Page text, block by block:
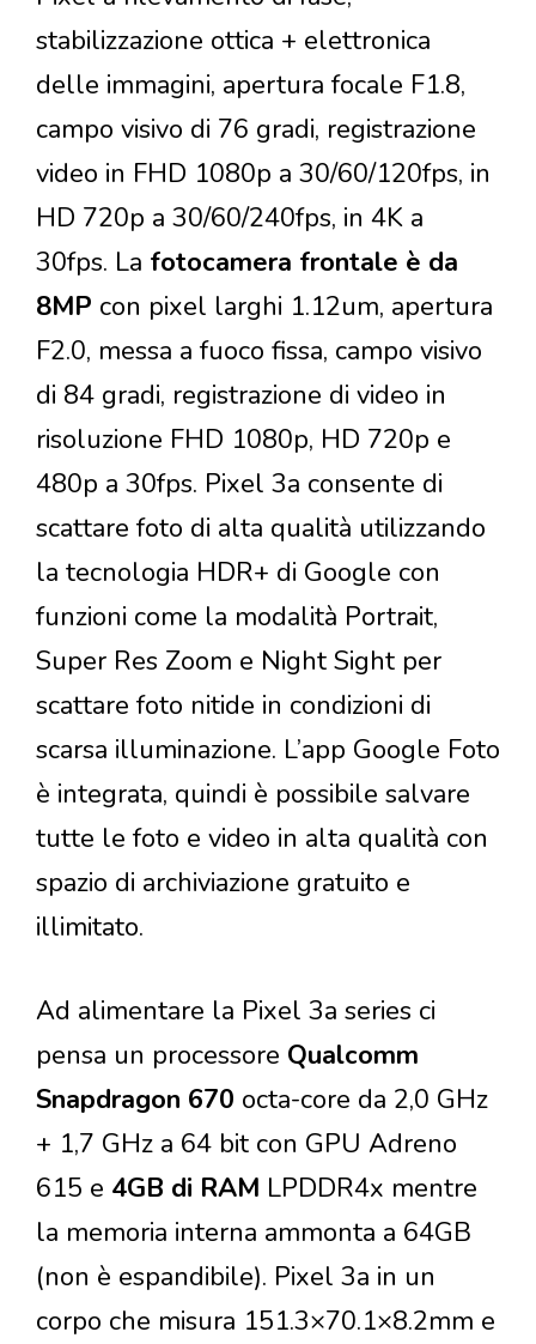
stabilizzazione ottica + elettronica
delle immagini, apertura focale F1.8,
campo visivo di 76 gradi, registrazione
video in FHD 1080p a 30/60/120fps, in
HD 720p a 30/60/240fps, in 4K a
30fps. La fotocamera frontale è da
8MP con pixel larghi 1.12um, apertura
F2.0, messa a fuoco fissa, campo visivo
di 84 gradi, registrazione di video in
risoluzione FHD 1080p, HD 720p e
480p a 30fps. Pixel 3a consente di
scattare foto di alta qualità utilizzando
la tecnologia HDR+ di Google con
funzioni come la modalità Portrait,
Super Res Zoom e Night Sight per
scattare foto nitide in condizioni di
scarsa illuminazione. L’app Google Foto
è integrata, quindi è possibile salvare
tutte le foto e video in alta qualità con
spazio di archiviazione gratuito e
illimitato.
Ad alimentare la Pixel 3a series ci
pensa un processore Qualcomm
Snapdragon 670 octa-core da 2,0 GHz
+ 1,7 GHz a 64 bit con GPU Adreno
615 e 4GB di RAM LPDDR4x mentre
la memoria interna ammonta a 64GB
(non è espandibile). Pixel 3a in un
corpo che misura 151.3×70.1×8.2mm e